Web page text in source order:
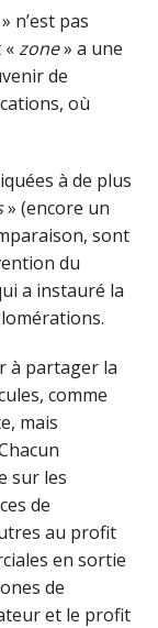
n’est pas
«zone» a une
de
où
à de plus
» (encore un
sont
du
a instauré la
à partager la
comme
mais
sur les
de
au profit
en sortie
de
et le profit